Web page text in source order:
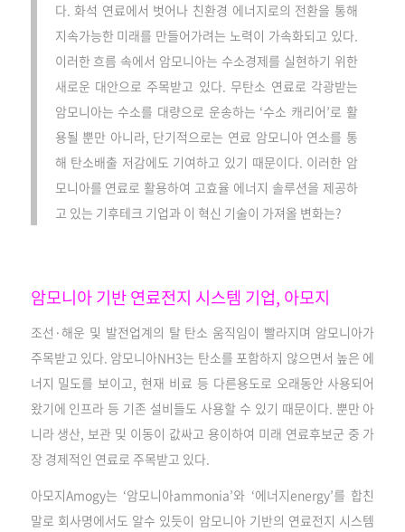
다. 화석 연료에서 벗어나 친환경 에너지로의 전환을 통해
지속가능한 미래를 만들어가려는 노력이 가속화되고 있다.
이러한 흐름 속에서 암모니아는 수소경제를 실현하기 위한
새로운 대안으로 주목받고 있다. 무탄소 연료로 각광받는
암모니아는 수소를 대량으로 운송하는 ‘수소 캐리어’로 활
용될 뿐만 아니라, 단기적으로는 연료 암모니아 연소를 통
해 탄소배출 저감에도 기여하고 있기 때문이다. 이러한 암
모니아를 연료로 활용하여 고효율 에너지 솔루션을 제공하
고 있는 기후테크 기업과 이 혁신 기술이 가져올 변화는?
암모니아 기반 연료전지 시스템 기업, 아모지
조선·해운 및 발전업계의 탈 탄소 움직임이 빨라지며 암모니아가
주목받고 있다. 암모니아NH3는 탄소를 포함하지 않으면서 높은 에
너지 밀도를 보이고, 현재 비료 등 다른용도로 오래동안 사용되어
왔기에 인프라 등 기존 설비들도 사용할 수 있기 때문이다. 뿐만 아
니라 생산, 보관 및 이동이 값싸고 용이하여 미래 연료후보군 중 가
장 경제적인 연료로 주목받고 있다.
아모지Amogy는 ‘암모니아ammonia’와 ‘에너지energy’를 합친
말로 회사명에서도 알수 있듯이 암모니아 기반의 연료전지 시스템